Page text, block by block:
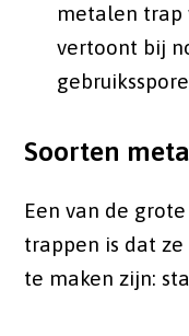
metalen trap
vertoont bij
Soorten
Een van de
trappen is dat
te maken zijn: